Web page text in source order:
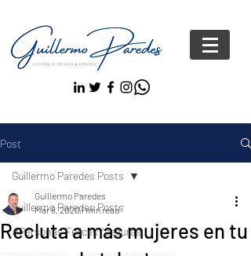
Post
Guillermo Paredes Posts
#Personas FelicesYseguras
Guillermo Paredes Posts
Recluta a más mujeres en tu
Guillermo Paredes
Mar 8, 20201 min read